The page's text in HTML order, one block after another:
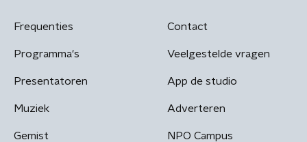
Frequenties
Programma's
Presentatoren
Muziek
Gemist
Contact
Veelgestelde vragen
App de studio
Adverteren
NPO Campus